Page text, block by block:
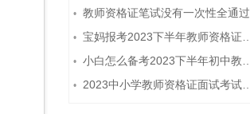
• 教师资格证笔试没有一次性全通过下次需要重新报考吗？
• 宝妈报考2023下半年教师资格证需要报班备考吗？
• 小白怎么备考2023下半年初中教师资格证笔试？
• 2023中小学教师资格证面试考试注意事项